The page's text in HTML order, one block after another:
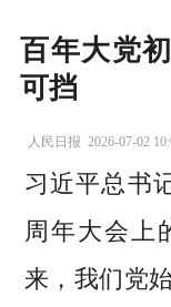
百年大党
可挡
人民日报 2026-07-02
习近平总书
周年大会上
来，我们党